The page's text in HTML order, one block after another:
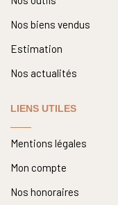
Nos biens vendus
Estimation
Nos actualités
LIENS UTILES
Mentions légales
Mon compte
Nos honoraires